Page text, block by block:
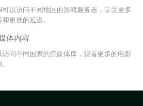
可以访问不同地区的游戏服务器，享受更多
更低的延迟。
体内容
访问不同国家的流媒体库，观看更多的电影